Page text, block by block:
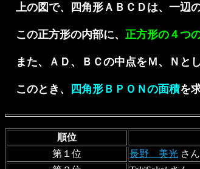
上の図で、四角形ＡＢＣＤは、一辺
この正方形の内部に、 正方形の４つ
また、ＡＤ、ＢＣの中点をＭ、Ｎと
このとき、 四角形ＢＰＯＮの面積を
順位
第１位
長野 美光 さん